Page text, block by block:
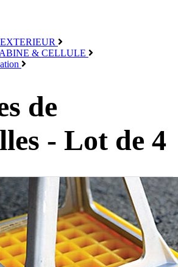
& CELLULE
de
- Lot de 4